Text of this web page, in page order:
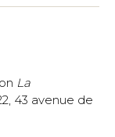
La
43 avenue de